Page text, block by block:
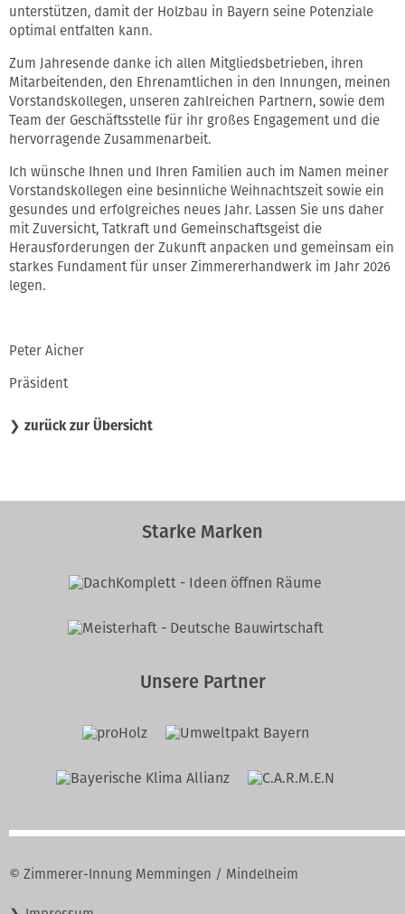
unterstützen, damit der Holzbau in Bayern seine Potenziale
optimal entfalten kann.
Zum Jahresende danke ich allen Mitgliedsbetrieben, ihren
Mitarbeitenden, den Ehrenamtlichen in den Innungen, meinen
Vorstandskollegen, unseren zahlreichen Partnern, sowie dem
Team der Geschäftsstelle für ihr großes Engagement und die
hervorragende Zusammenarbeit.
Ich wünsche Ihnen und Ihren Familien auch im Namen meiner
Vorstandskollegen eine besinnliche Weihnachtszeit sowie ein
gesundes und erfolgreiches neues Jahr. Lassen Sie uns daher
mit Zuversicht, Tatkraft und Gemeinschaftsgeist die
Herausforderungen der Zukunft anpacken und gemeinsam ein
starkes Fundament für unser Zimmererhandwerk im Jahr 2026
legen.
Peter Aicher
Präsident
❯ zurück zur Übersicht
Starke Marken
Unsere Partner
© Zimmerer-Innung Memmingen / Mindelheim